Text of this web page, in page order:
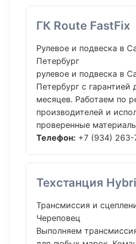
ГК Route FastFix
Рулевое и подвеска в
Петербург
рулевое и подвеска в
Петербург с гарантией
месяцев. Работаем по
производителей и
проверенные
Телефон: +7 (934) 263-
Техстанция
Трансмиссия и
Череповец
Выполняем